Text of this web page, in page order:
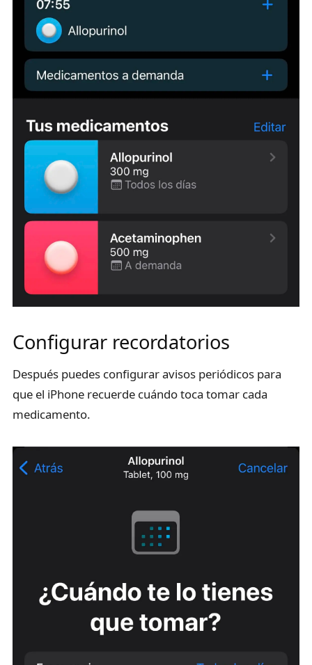
Configurar recordatorios
Después puedes configurar avisos periódicos para
que el iPhone recuerde cuándo toca tomar cada
medicamento.